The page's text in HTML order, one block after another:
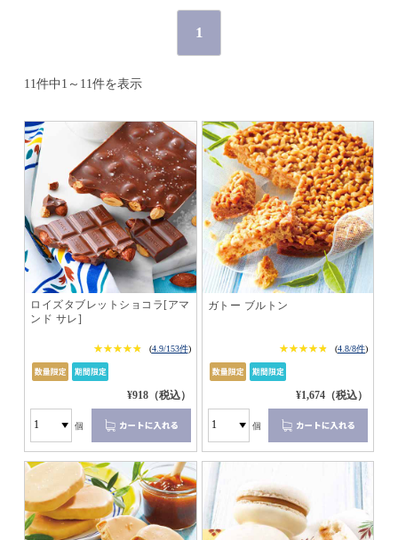
1
11件中1～11件を表示
ロイズタブレットショコラ[アマ
ンド サレ]
★★★★★
★★★★★ (4.9/153件)
¥918（税込）
個
ガトー ブルトン
★★★★★
★★★★★ (4.8/8件)
¥1,674（税込）
個